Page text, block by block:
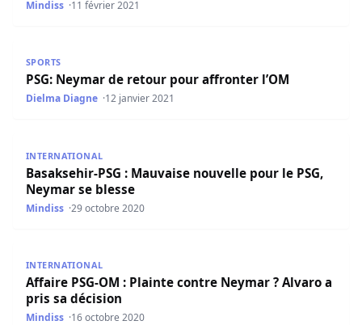
Mindiss 11 février 2021
SPORTS
PSG: Neymar de retour pour affronter l’OM
Dielma Diagne 12 janvier 2021
INTERNATIONAL
Basaksehir-PSG : Mauvaise nouvelle pour le PSG,
Neymar se blesse
Mindiss 29 octobre 2020
INTERNATIONAL
Affaire PSG-OM : Plainte contre Neymar ? Alvaro a
pris sa décision
Mindiss 16 octobre 2020